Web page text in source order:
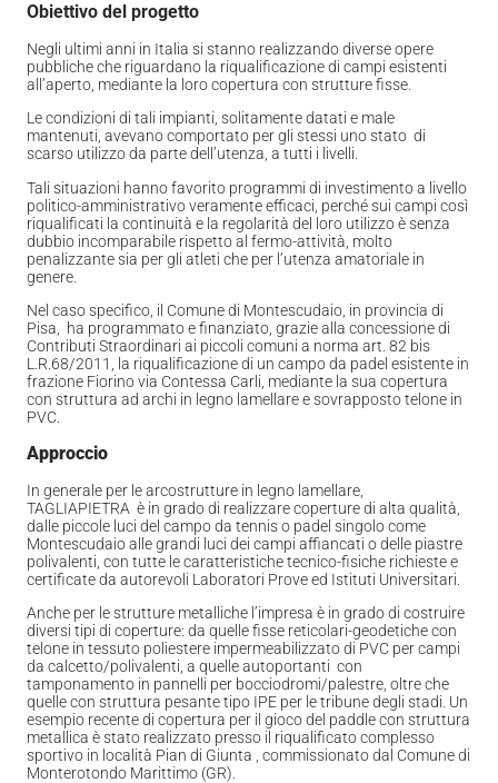
Obiettivo del progetto
Negli ultimi anni in Italia si stanno realizzando diverse opere
pubbliche che riguardano la riqualificazione di campi esistenti
all’aperto, mediante la loro copertura con strutture fisse.
Le condizioni di tali impianti, solitamente datati e male
mantenuti, avevano comportato per gli stessi uno stato di
scarso utilizzo da parte dell’utenza, a tutti i livelli.
Tali situazioni hanno favorito programmi di investimento a livello
politico-amministrativo veramente efficaci, perché sui campi così
riqualificati la continuità e la regolarità del loro utilizzo è senza
dubbio incomparabile rispetto al fermo-attività, molto
penalizzante sia per gli atleti che per l’utenza amatoriale in
genere.
Nel caso specifico, il Comune di Montescudaio, in provincia di
Pisa, ha programmato e finanziato, grazie alla concessione di
Contributi Straordinari ai piccoli comuni a norma art. 82 bis
L.R.68/2011, la riqualificazione di un campo da padel esistente in
frazione Fiorino via Contessa Carli, mediante la sua copertura
con struttura ad archi in legno lamellare e sovrapposto telone in
PVC.
Approccio
In generale per le arcostrutture in legno lamellare,
TAGLIAPIETRA è in grado di realizzare coperture di alta qualità,
dalle piccole luci del campo da tennis o padel singolo come
Montescudaio alle grandi luci dei campi affiancati o delle piastre
polivalenti, con tutte le caratteristiche tecnico-fisiche richieste e
certificate da autorevoli Laboratori Prove ed Istituti Universitari.
Anche per le strutture metalliche l’impresa è in grado di costruire
diversi tipi di coperture: da quelle fisse reticolari-geodetiche con
telone in tessuto poliestere impermeabilizzato di PVC per campi
da calcetto/polivalenti, a quelle autoportanti con
tamponamento in pannelli per bocciodromi/palestre, oltre che
quelle con struttura pesante tipo IPE per le tribune degli stadi. Un
esempio recente di copertura per il gioco del paddle con struttura
metallica è stato realizzato presso il riqualificato complesso
sportivo in località Pian di Giunta , commissionato dal Comune di
Monterotondo Marittimo (GR).